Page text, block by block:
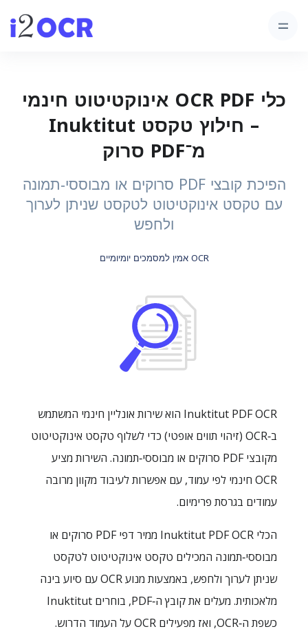
כלי OCR PDF אינוקטיטוט חינמי
– חילוץ טקסט Inuktitut
מ־PDF סרוק
הפיכת קובצי PDF סרוקים או מבוססי‑תמונה
עם טקסט אינוקטיטוט לטקסט שניתן לערוך
ולחפש
OCR אמין למסמכים יומיומיים
Inuktitut PDF OCR הוא שירות אונליין חינמי המשתמש
ב‑OCR (זיהוי תווים אופטי) כדי לשלוף טקסט אינוקטיטוט
מקובצי PDF סרוקים או מבוססי‑תמונה. השירות מציע
OCR חינמי לפי עמוד, עם אפשרות לעיבוד מקוון מרובה
עמודים בגרסת פרימיום.
הכלי Inuktitut PDF OCR ממיר דפי PDF סרוקים או
מבוססי‑תמונה המכילים טקסט אינוקטיטוט לטקסט
שניתן לערוך ולחפש, באמצעות מנוע OCR עם סיוע בינה
מלאכותית. מעלים את קובץ ה‑PDF, בוחרים Inuktitut
כשפת ה‑OCR, ואז מפעילים OCR על העמוד הדרוש.